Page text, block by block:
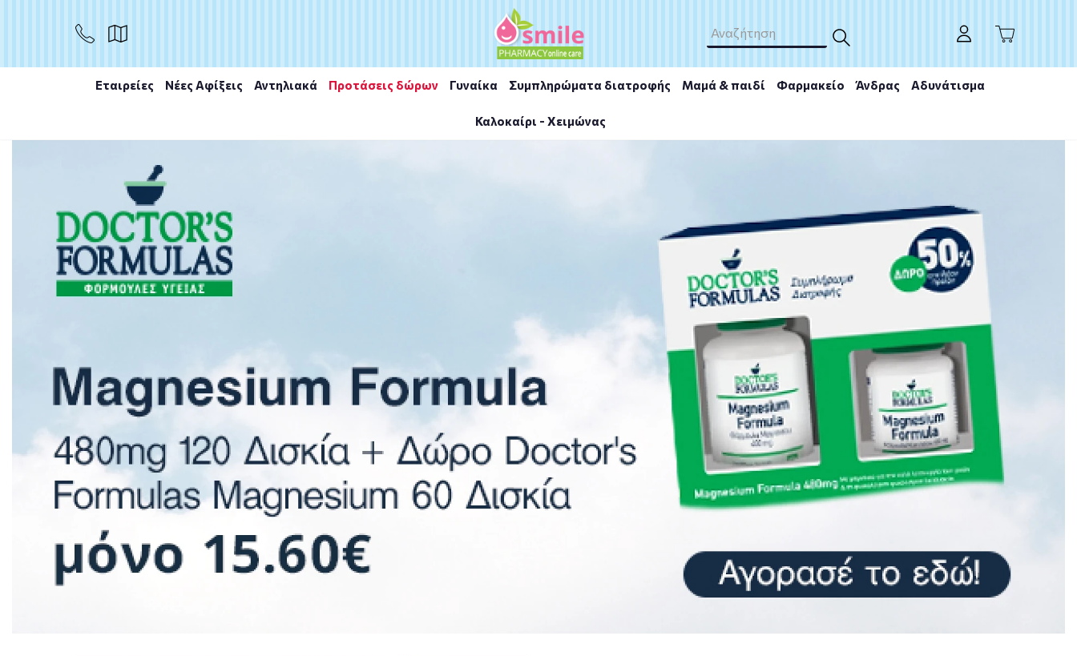
Εταιρείες Νέες Αφίξεις Αντηλιακά Προτάσεις δώρων Γυναίκα Συμπληρώματα διατροφής Μαμά & παιδί Φαρμακείο Άνδρας Αδυνάτισμα
Καλοκαίρι - Χειμώνας
SUPERFOODS SPIRULINA GOLD EUBIAS 180TAB
Το προϊόν εξαντλήθηκε
Μη διαθέσιμο